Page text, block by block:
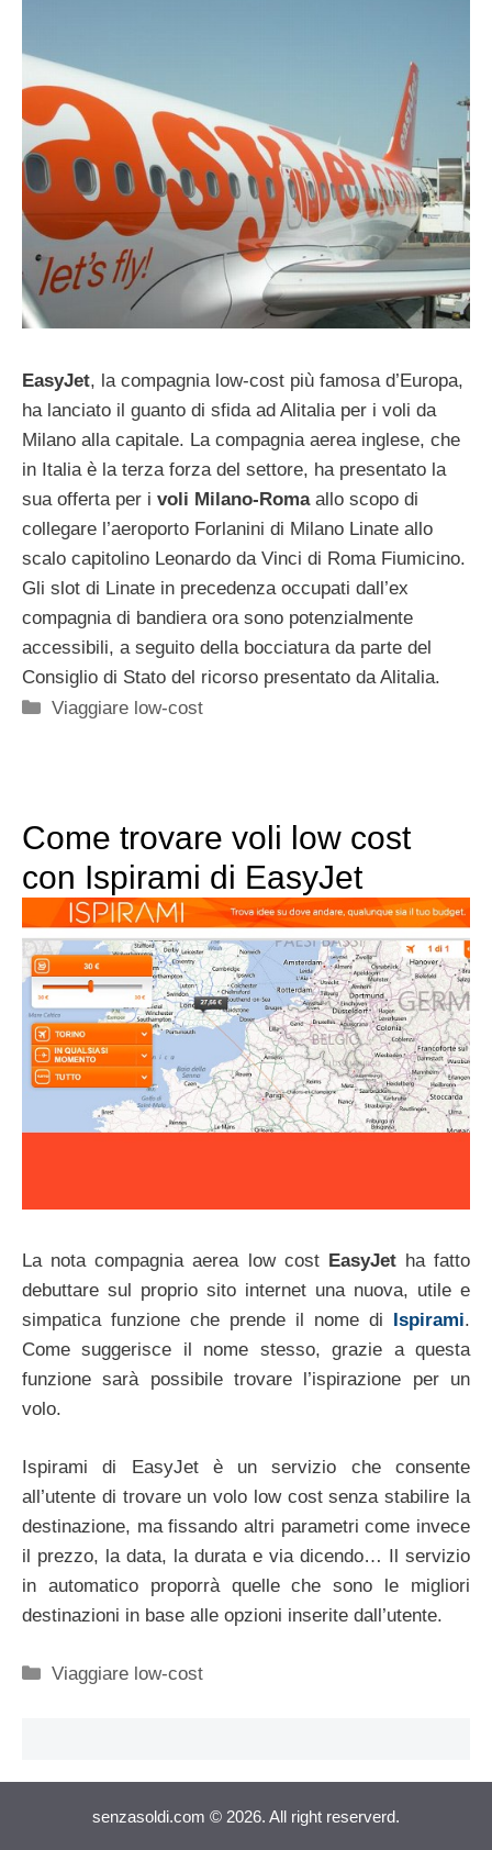
EasyJet, la compagnia low-cost più famosa d’Europa,
ha lanciato il guanto di sfida ad Alitalia per i voli da
Milano alla capitale. La compagnia aerea inglese, che
in Italia è la terza forza del settore, ha presentato la
sua offerta per i voli Milano-Roma allo scopo di
collegare l’aeroporto Forlanini di Milano Linate allo
scalo capitolino Leonardo da Vinci di Roma Fiumicino.
Gli slot di Linate in precedenza occupati dall’ex
compagnia di bandiera ora sono potenzialmente
accessibili, a seguito della bocciatura da parte del
Consiglio di Stato del ricorso presentato da Alitalia.
Categorie
Viaggiare low-cost
Come trovare voli low cost
con Ispirami di EasyJet
La nota compagnia aerea low cost EasyJetha fatto
debuttare sul proprio sito internet una nuova, utile e
simpatica funzione che prende il nome di Ispirami.
Come suggerisce il nome stesso, grazie a questa
funzione sarà possibile trovare l’ispirazione per un
volo.
Ispirami di EasyJet è un servizio che consente
all’utente di trovare un volo low cost senza stabilire la
destinazione, ma fissando altri parametri come invece
il prezzo, la data, la durata e via dicendo… Il servizio
in automatico proporrà quelle che sono le migliori
destinazioni in base alle opzioni inserite dall’utente.
Categorie
Viaggiare low-cost
senzasoldi.com © 2026. All right reserverd.